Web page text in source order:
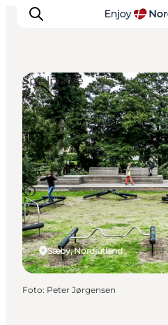
Erlebnisse
Reiseplanung
Destinationen
Guides
Veranstaltungen
Für Kinder
Sæby, Nordjütland
Spielplätze
Foto: Peter Jørgensen